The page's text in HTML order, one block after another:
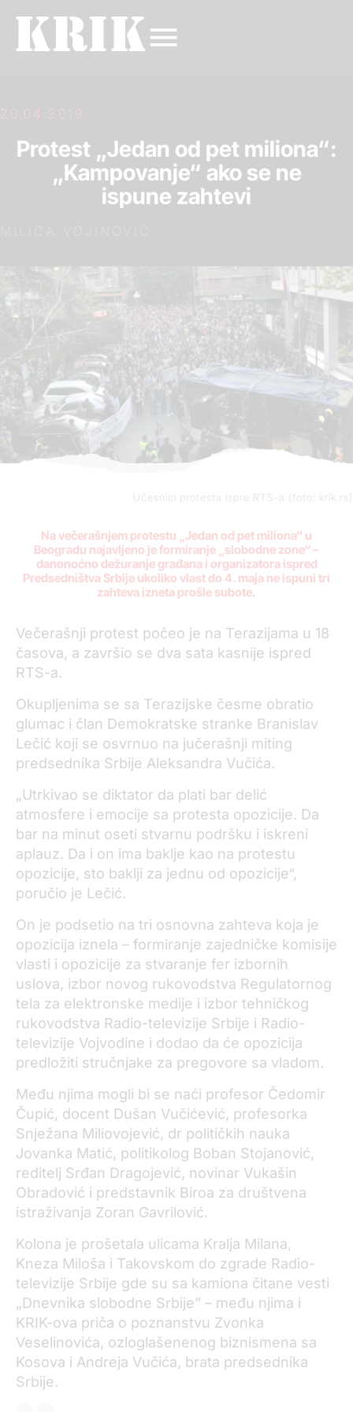
20.04.2019.
Protest „Jedan od pet miliona“:
„Kampovanje“ ako se ne
ispune zahtevi
Učesnici protesta ispre RTS-a (foto: krik.rs)
Na večerašnjem protestu „Jedan od pet miliona“ u
Beogradu najavljeno je formiranje „slobodne zone“ –
danonoćno dežuranje građana i organizatora ispred
Predsedništva Srbije ukoliko vlast do 4. maja ne ispuni tri
zahteva izneta prošle subote.
Večerašnji protest počeo je na Terazijama u 18
časova, a završio se dva sata kasnije ispred
RTS-a.
Okupljenima se sa Terazijske česme obratio
glumac i član Demokratske stranke Branislav
Lečić koji se osvrnuo na jučerašnji miting
predsednika Srbije Aleksandra Vučića.
„Utrkivao se diktator da plati bar delić
atmosfere i emocije sa protesta opozicije. Da
bar na minut oseti stvarnu podršku i iskreni
aplauz. Da i on ima baklje kao na protestu
opozicije, sto baklji za jednu od opozicije“,
poručio je Lečić.
On je podsetio na tri osnovna zahteva koja je
opozicija iznela – formiranje zajedničke komisije
vlasti i opozicije za stvaranje fer izbornih
uslova, izbor novog rukovodstva Regulatornog
tela za elektronske medije i izbor tehničkog
rukovodstva Radio-televizije Srbije i Radio-
televizije Vojvodine i dodao da će opozicija
predložiti stručnjake za pregovore sa vladom.
Među njima mogli bi se naći profesor Čedomir
Čupić, docent Dušan Vučićević, profesorka
Snježana Miliovojević, dr političkih nauka
Jovanka Matić, politikolog Boban Stojanović,
reditelj Srđan Dragojević, novinar Vukašin
Obradović i predstavnik Biroa za društvena
istraživanja Zoran Gavrilović.
Kolona je prošetala ulicama Kralja Milana,
Kneza Miloša i Takovskom do zgrade Radio-
televizije Srbije gde su sa kamiona čitane vesti
„Dnevnika slobodne Srbije” – među njima i
KRIK-ova priča o poznanstvu Zvonka
Veselinovića, ozloglašenenog biznismena sa
Kosova i Andreja Vučića, brata predsednika
Srbije.